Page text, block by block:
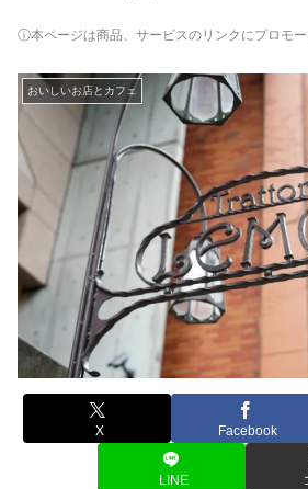
ⓘ本ページは商品、サービスのリンクにプロモ
おいしいお店とカフェ
X Facebook
LINE